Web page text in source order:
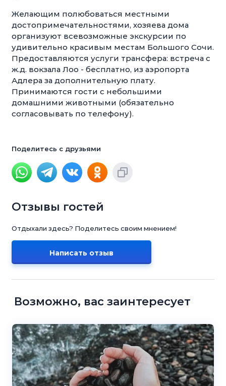
Желающим полюбоваться местными
достопримечательностями, хозяева дома
организуют всевозможные экскурсии по
удивительно красивым местам Большого Сочи.
Предоставляются услуги трансфера: встреча с
ж.д. вокзала Лоо - бесплатно, из аэропорта
Адлера за дополнительную плату.
Принимаются гости с небольшими
домашними животными (обязательно
согласовывать по телефону).
Поделитесь с друзьями
Отзывы гостей
Отдыхали здесь? Поделитесь своим мнением!
Написать отзыв
Возможно, вас заинтересует